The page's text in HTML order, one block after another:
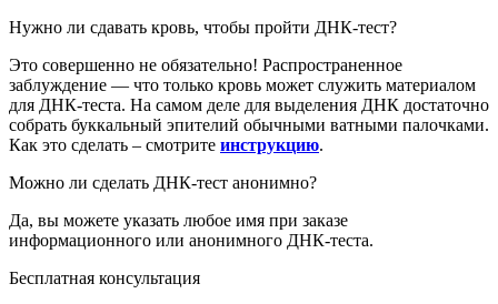
Нужно ли сдавать кровь, чтобы пройти ДНК-тест?
Это совершенно не обязательно! Распространенное
заблуждение — что только кровь может служить материалом
для ДНК-теста. На самом деле для выделения ДНК достаточно
собрать буккальный эпителий обычными ватными палочками.
Как это сделать – смотрите инструкцию.
Можно ли сделать ДНК-тест анонимно?
Да, вы можете указать любое имя при заказе
информационного или анонимного ДНК-теста.
Бесплатная консультация